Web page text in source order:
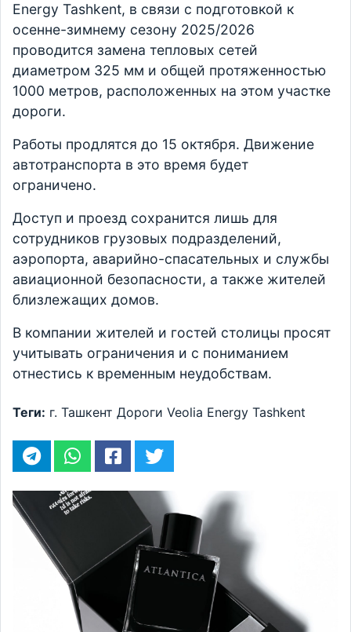
Energy Tashkent, в связи с подготовкой к
осенне-зимнему сезону 2025/2026
проводится замена тепловых сетей
диаметром 325 мм и общей протяженностью
1000 метров, расположенных на этом участке
дороги.
Работы продлятся до 15 октября. Движение
автотранспорта в это время будет
ограничено.
Доступ и проезд сохранится лишь для
сотрудников грузовых подразделений,
аэропорта, аварийно-спасательных и службы
авиационной безопасности, а также жителей
близлежащих домов.
В компании жителей и гостей столицы просят
учитывать ограничения и с пониманием
отнестись к временным неудобствам.
Теги: г. Ташкент Дороги Veolia Energy Tashkent